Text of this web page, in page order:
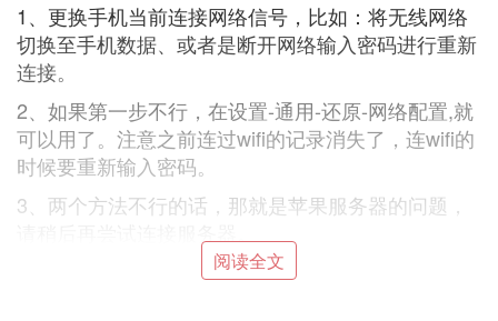
1、更换手机当前连接网络信号，比如：将无线网络
切换至手机数据、或者是断开网络输入密码进行重新
连接。
2、如果第一步不行，在设置-通用-还原-网络配置,就
可以用了。注意之前连过wifi的记录消失了，连wifi的
时候要重新输入密码。
3、两个方法不行的话，那就是苹果服务器的问题，
阅读全文